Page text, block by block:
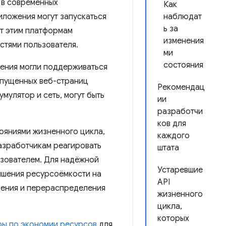
Как
наблюдат
ь за
изменения
ми
состояния
Рекомендац
ии
разработчи
ков для
каждого
штата
Устаревшие
API
жизненного
цикла,
которых
современных
могут запускаться
этим платформам
пользователя.
могли поддерживаться
веб-страниц
и сеть, могут быть
жизненного цикла,
реагировать
Для надёжной
ресурсоёмкости на
и перераспределения